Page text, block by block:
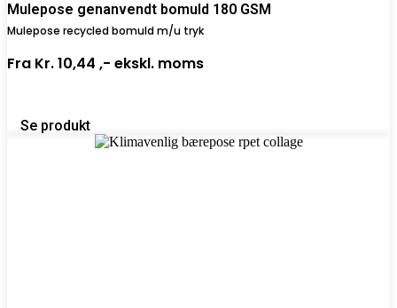
Mulepose genanvendt bomuld 180 GSM
Mulepose recycled bomuld m/u tryk
Fra Kr. 10,44 ,- ekskl. moms
Se produkt